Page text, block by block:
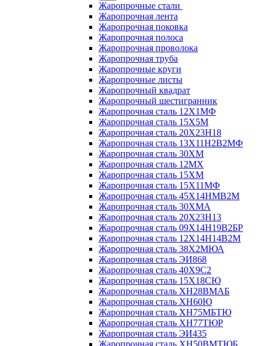
Жаропрочные стали
Жаропрочная лента
Жаропрочная поковка
Жаропрочная полоса
Жаропрочная проволока
Жаропрочная труба
Жаропрочные круги
Жаропрочные листы
Жаропрочный квадрат
Жаропрочный шестигранник
Жаропрочная сталь 12Х1МФ
Жаропрочная сталь 15Х5М
Жаропрочная сталь 20Х23Н18
Жаропрочная сталь 13Х11Н2В2МФ
Жаропрочная сталь 30ХМ
Жаропрочная сталь 12МХ
Жаропрочная сталь 15ХМ
Жаропрочная сталь 15Х11МФ
Жаропрочная сталь 45Х14НМВ2М
Жаропрочная сталь 30ХМА
Жаропрочная сталь 20Х23Н13
Жаропрочная сталь 09Х14Н19В2БР
Жаропрочная сталь 12Х14Н14В2М
Жаропрочная сталь 38Х2МЮА
Жаропрочная сталь ЭИ868
Жаропрочная сталь 40Х9С2
Жаропрочная сталь 15Х18СЮ
Жаропрочная сталь ХН28ВМАБ
Жаропрочная сталь ХН60Ю
Жаропрочная сталь ХН75МБТЮ
Жаропрочная сталь ХН77ТЮР
Жаропрочная сталь ЭИ435
Жаропрочная сталь ХН50ВМТЮБ